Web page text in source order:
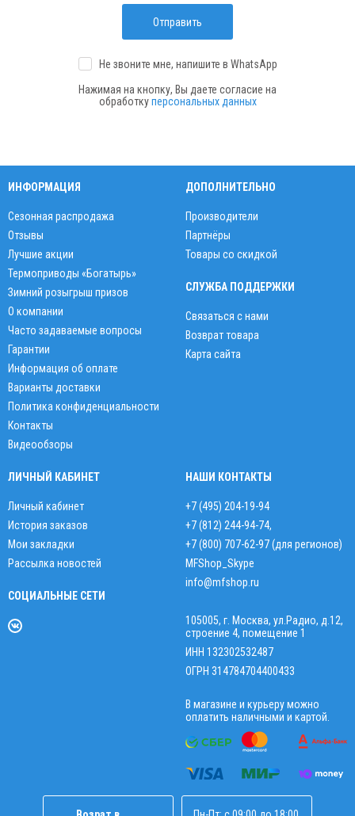
Отправить
Не звоните мне, напишите в WhatsApp
Нажимая на кнопку, Вы даете согласие на
обработкуперсональных данных
ИНФОРМАЦИЯ
Сезонная распродажа
Отзывы
Лучшие акции
Термоприводы «Богатырь»
Зимний розыгрыш призов
О компании
Часто задаваемые вопросы
Гарантии
Информация об оплате
Варианты доставки
Политика конфиденциальности
Контакты
Видеообзоры
ДОПОЛНИТЕЛЬНО
Производители
Партнёры
Товары со скидкой
СЛУЖБА ПОДДЕРЖКИ
Связаться с нами
Возврат товара
Карта сайта
ЛИЧНЫЙ КАБИНЕТ
Личный кабинет
История заказов
Мои закладки
Рассылка новостей
СОЦИАЛЬНЫЕ СЕТИ
НАШИ КОНТАКТЫ
+7 (495) 204-19-94
+7 (812) 244-94-74,
+7 (800) 707-62-97 (для регионов)
MFShop_Skype
info@mfshop.ru
105005, г. Москва, ул.Радио, д.12,
строение 4, помещение 1
ИНН 132302532487
ОГРН 314784704400433
В магазине и курьеру можно
оплатить наличными и картой.